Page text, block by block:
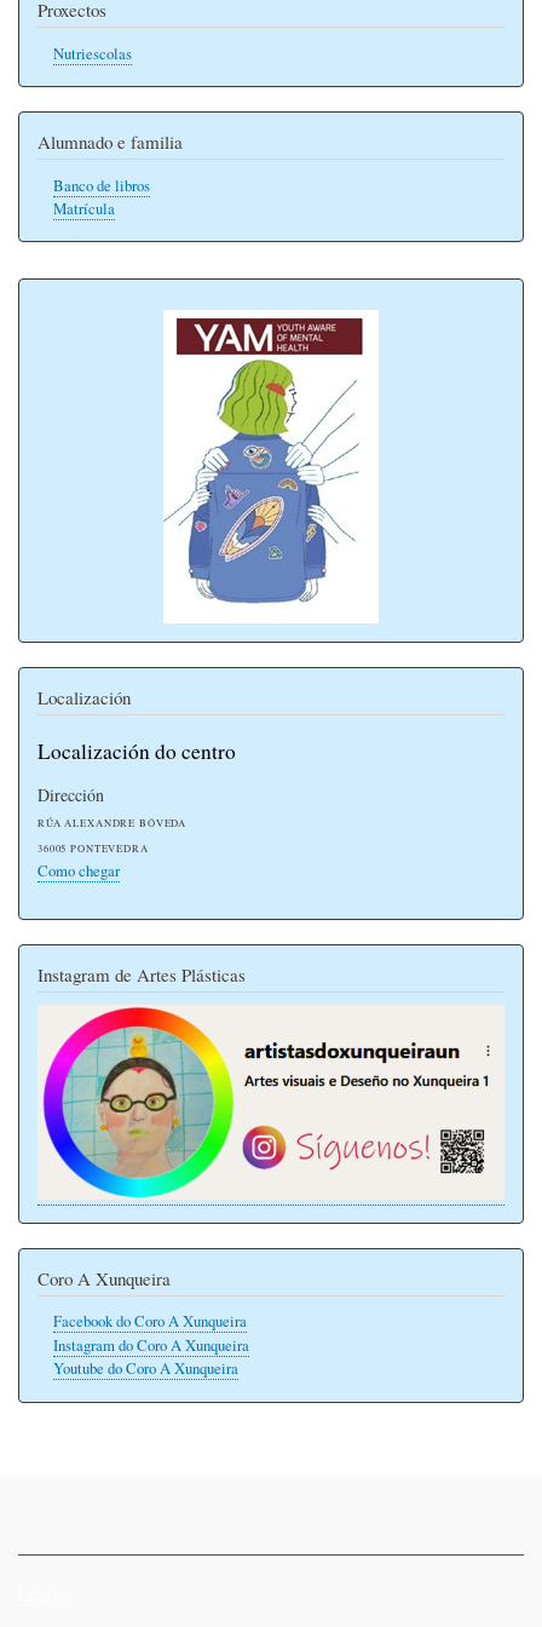
Proxectos
Nutriescolas
Alumnado e familia
Banco de libros
Matrícula
Localización
Localización do centro
Dirección
RÚA ALEXANDRE BÓVEDA
36005 PONTEVEDRA
Como chegar
Instagram de Artes Plásticas
Coro A Xunqueira
Facebook do Coro A Xunqueira
Instagram do Coro A Xunqueira
Youtube do Coro A Xunqueira